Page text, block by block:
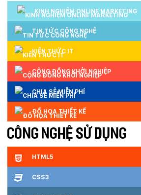
KINH NGHIỆM ONLINE MARKETING
TIN TỨC CÔNG NGHỆ
KIẾN THỨC IT
CỘNG ĐỒNG KHỞI NGHIỆP
CHIA SẺ MIỄN PHÍ
ĐỒ HỌA THIẾT KẾ
CÔNG NGHỆ SỬ DỤNG
HTML5
CSS3